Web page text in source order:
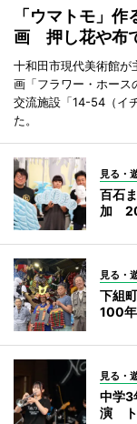
「ウマトモ」
画 押し花や布
十和田市現代美術館が
画「フラワー・ホース
交流施設「14-54（イ
た。
見る・
百石
加
見る・
下組
100
見る・
中学3
演 ト